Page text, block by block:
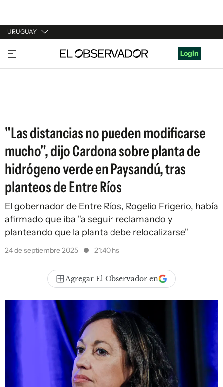
URUGUAY
URUGUAY
ARGENTINA
Login
"Las distancias no pueden modificarse
mucho", dijo Cardona sobre planta de
hidrógeno verde en Paysandú, tras
planteos de Entre Ríos
El gobernador de Entre Ríos, Rogelio Frigerio, había
afirmado que iba "a seguir reclamando y
planteando que la planta debe relocalizarse"
24 de septiembre 2025 21:40 hs
Agregar El Observador en